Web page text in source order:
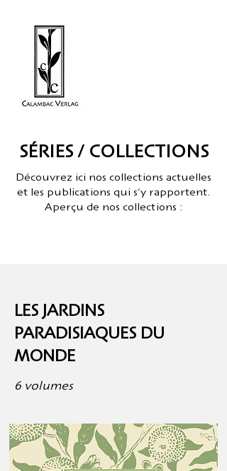
SÉRIES / COLLECTIONS
Découvrez ici nos collections actuelles
et les publications qui s'y rapportent.
Aperçu de nos collections :
LES JARDINS
PARADISIAQUES DU
MONDE
6 volumes